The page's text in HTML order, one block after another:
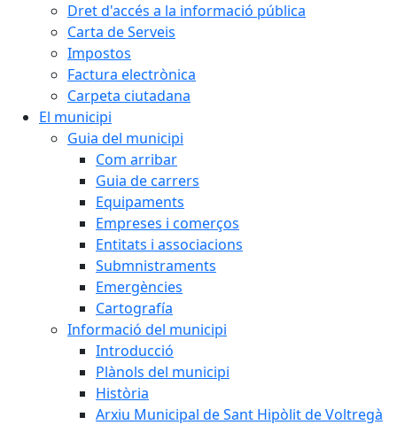
Dret d'accés a la informació pública
Carta de Serveis
Impostos
Factura electrònica
Carpeta ciutadana
El municipi
Guia del municipi
Com arribar
Guia de carrers
Equipaments
Empreses i comerços
Entitats i associacions
Submnistraments
Emergències
Cartografía
Informació del municipi
Introducció
Plànols del municipi
Història
Arxiu Municipal de Sant Hipòlit de Voltregà